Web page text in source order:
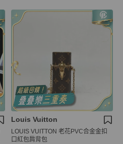
Louis Vuitton
LOUIS VUITTON 老花PVC合金金扣
口紅包肩背包